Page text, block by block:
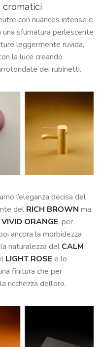
cromatici
con nuances intense e
sfumatura perlescente
leggermente ruvida,
la luce creando
dei rubinetti.
l’eleganza decisa del
del RICH BROWN ma
VIVID ORANGE, per
ancora la morbidezza
naturalezza del CALM
LIGHT ROSEe lo
finitura che per
ricchezza dell’oro.